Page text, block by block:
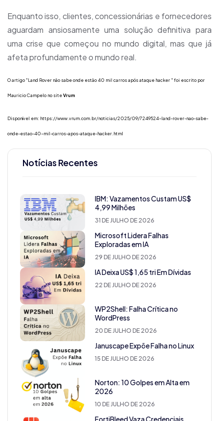
Enquanto isso, clientes, concessionárias e fornecedores
aguardam ansiosamente uma solução definitiva para
uma crise que começou no mundo digital, mas que já
afeta profundamente o mundo real.
O artigo "Land Rover não sabe onde estão 40 mil carros após ataque hacker " foi escrito por
Mauricio Campelo no siteVrum
Disponível em: https://www.vrum.com.br/noticias/2025/09/7249524-land-rover-nao-sabe-
onde-estao-40-mil-carros-apos-ataque-hacker.html
Notícias Recentes
IBM: Vazamentos Custam US$
4,99 Milhões
31 DE JULHO DE 2026
Microsoft Lidera Falhas
Exploradas em IA
29 DE JULHO DE 2026
IA Deixa US$ 1,65 tri Em Dívidas
22 DE JULHO DE 2026
WP2Shell: Falha Crítica no
WordPress
20 DE JULHO DE 2026
Januscape Expõe Falha no Linux
15 DE JULHO DE 2026
Norton: 10 Golpes em Alta em
2026
10 DE JULHO DE 2026
FortiBleed Vaza Credenciais